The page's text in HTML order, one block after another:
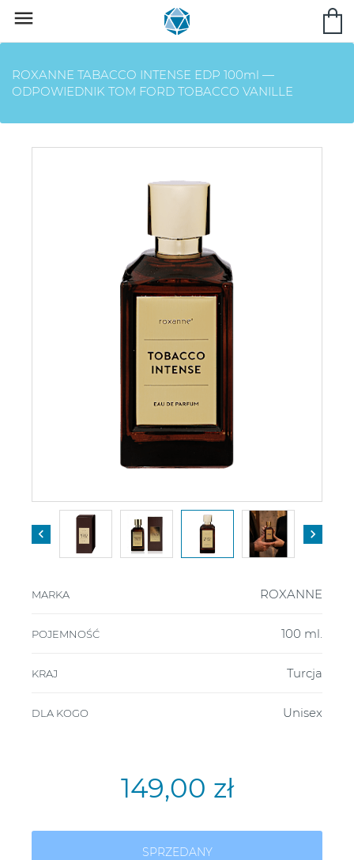

ROXANNE TABACCO INTENSE EDP 100ml —
ODPOWIEDNIK TOM FORD TOBACCO VANILLE
 
MARKA ROXANNE
POJEMNOŚĆ 100 ml.
KRAJ Turcja
DLA KOGO Unisex
149,00 zł
SPRZEDANY